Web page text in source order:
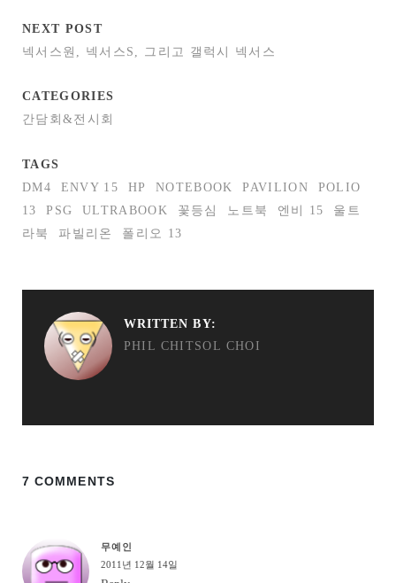
NEXT POST
넥서스원, 넥서스S, 그리고 갤럭시 넥서스
CATEGORIES
간담회&전시회
TAGS
DM4
ENVY 15 HP NOTEBOOK PAVILION
POLIO
13
PSG ULTRABOOK 꽃등심 노트북 엔비 15
울트
라북
파빌리온 폴리오 13
WRITTEN BY:
PHIL CHITSOL CHOI
7 COMMENTS
무예인
2011년 12월 14일